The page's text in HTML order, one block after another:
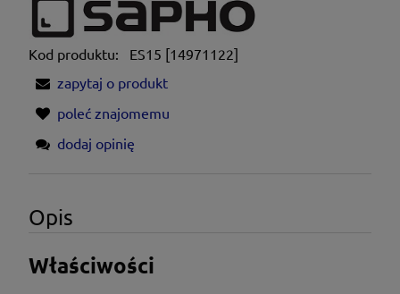
Kod produktu:
ES15 [14971122]
zapytaj o produkt
poleć znajomemu
dodaj opinię
Opis
Właściwości